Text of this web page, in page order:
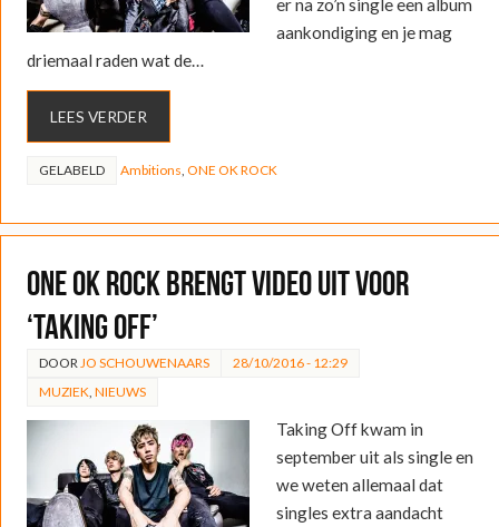
er na zo’n single een album
aankondiging en je mag
driemaal raden wat de…
LEES VERDER
GELABELD Ambitions ONE OK ROCK
ONE OK ROCK brengt video uit voor
‘Taking Off’
DOOR JO SCHOUWENAARS
28/10/2016 - 12:29
MUZIEK NIEUWS
Taking Off kwam in
september uit als single en
we weten allemaal dat
singles extra aandacht